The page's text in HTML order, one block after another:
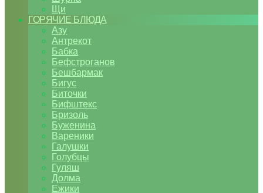
Щи
ГОРЯЧИЕ БЛЮДА
Азу
Антрекот
Бабка
Бефстроганов
Бешбармак
Бигус
Биточки
Бифштекс
Бризоль
Буженина
Вареники
Галушки
Голубцы
Гуляш
Долма
Ежики